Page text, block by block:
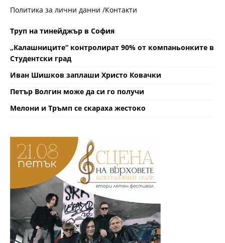
Политика за лични данни /Контакти
Труп на тинейджър в София
„Калашниците“ контролират 90% от компаньонките в
Студентски град
Иван Шишков заплаши Христо Ковачки
Петър Волгин може да си го получи
Мелони и Тръмп се скараха жестоко